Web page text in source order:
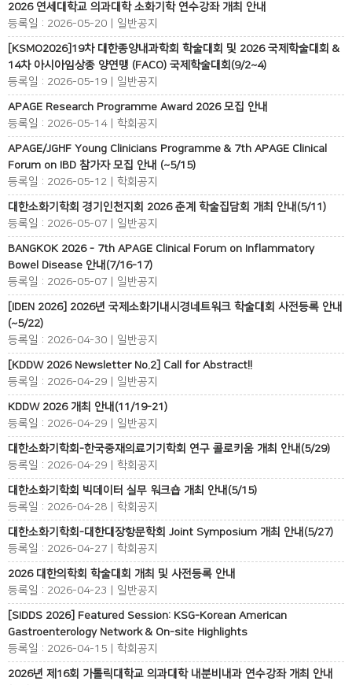
2026 연세대학교 의과대학 소화기학 연수강좌 개최 안내
등록일 : 2026-05-20 | 일반공지
[KSMO2026]19차 대한종양내과학회 학술대회 및 2026 국제학술대회 &
14차 아시아임상종 양연맹 (FACO) 국제학술대회(9/2~4)
등록일 : 2026-05-19 | 일반공지
APAGE Research Programme Award 2026 모집 안내
등록일 : 2026-05-14 | 학회공지
APAGE/JGHF Young Clinicians Programme & 7th APAGE Clinical
Forum on IBD 참가자 모집 안내 (~5/15)
등록일 : 2026-05-12 | 학회공지
대한소화기학회 경기인천지회 2026 춘계 학술집담회 개최 안내(5/11)
등록일 : 2026-05-07 | 일반공지
BANGKOK 2026 - 7th APAGE Clinical Forum on Inflammatory
Bowel Disease 안내(7/16-17)
등록일 : 2026-05-07 | 일반공지
[IDEN 2026] 2026년 국제소화기내시경네트워크 학술대회 사전등록 안내
(~5/22)
등록일 : 2026-04-30 | 일반공지
[KDDW 2026 Newsletter No.2] Call for Abstract!!
등록일 : 2026-04-29 | 일반공지
KDDW 2026 개최 안내(11/19-21)
등록일 : 2026-04-29 | 일반공지
대한소화기학회-한국중재의료기기학회 연구 콜로키움 개최 안내(5/29)
등록일 : 2026-04-29 | 학회공지
대한소화기학회 빅데이터 실무 워크숍 개최 안내(5/15)
등록일 : 2026-04-28 | 학회공지
대한소화기학회-대한대장항문학회 Joint Symposium 개최 안내(5/27)
등록일 : 2026-04-27 | 학회공지
2026 대한의학회 학술대회 개최 및 사전등록 안내
등록일 : 2026-04-23 | 일반공지
[SIDDS 2026] Featured Session: KSG-Korean American
Gastroenterology Network & On-site Highlights
등록일 : 2026-04-15 | 학회공지
2026년 제16회 가톨릭대학교 의과대학 내분비내과 연수강좌 개최 안내